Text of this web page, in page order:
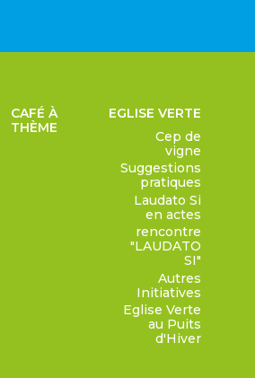
CAFÉ À
THÈME
EGLISE VERTE
Cep de
vigne
Suggestions
pratiques
Laudato Si
en actes
rencontre
"LAUDATO
SI"
Autres
Initiatives
Eglise Verte
au Puits
d'Hiver